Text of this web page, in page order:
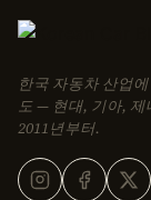
한국 자동차 산업
도 — 현대, 기아, 제
2011년부터.